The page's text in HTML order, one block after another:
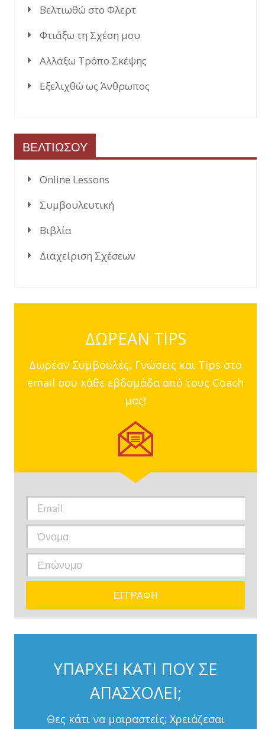
Βελτιωθώ στο Φλερτ
Φτιάξω τη Σχέση μου
Αλλάξω Τρόπο Σκέψης
Εξελιχθώ ως Άνθρωπος
ΒΕΛΤΙΩΣΟΥ
Online Lessons
Συμβουλευτική
Βιβλία
Διαχείριση Σχέσεων
ΔΩΡΕΑΝ TIPS
Δωρέαν Συμβουλές, Γνώσεις και Tips στο
email σου κάθε εβδομάδα από τους Coach
μας!
ΥΠΑΡΧΕΙ ΚΑΤΙ ΠΟΥ ΣΕ
ΑΠΑΣΧΟΛΕΙ;
Θες κάτι να μοιραστείς; Χρειάζεσαι